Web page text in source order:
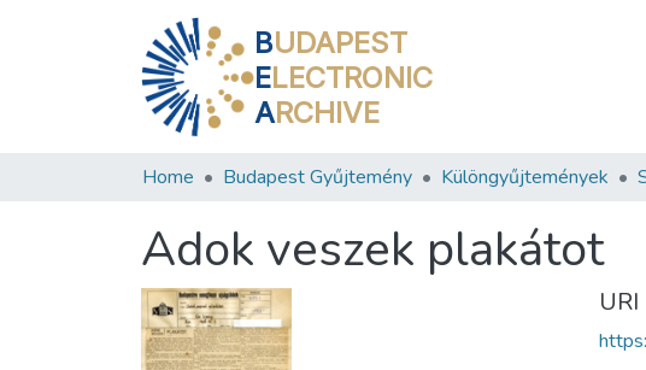
BUDAPEST
ELECTRONIC
ARCHIVE
Home Budapest Gyűjtemény Különgyűjtemények
Adok veszek plakátot
URI